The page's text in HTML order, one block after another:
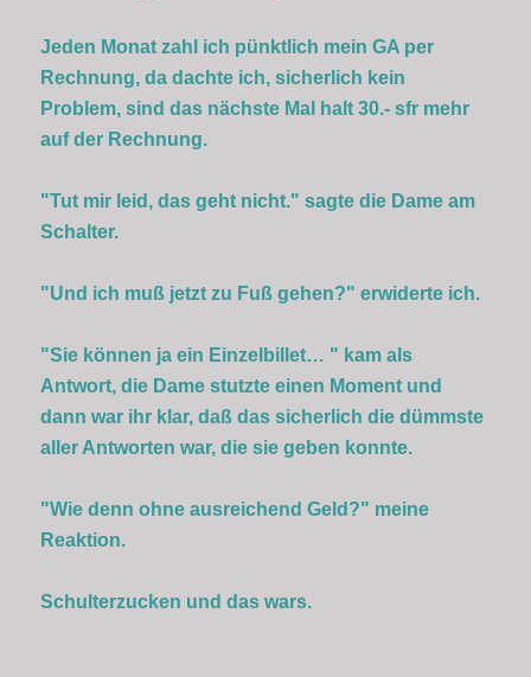
Jeden Monat zahl ich pünktlich mein GA per
Rechnung, da dachte ich, sicherlich kein
Problem, sind das nächste Mal halt 30.- sfr mehr
auf der Rechnung.
"Tut mir leid, das geht nicht." sagte die Dame am
Schalter.
"Und ich muß jetzt zu Fuß gehen?" erwiderte ich.
"Sie können ja ein Einzelbillet… " kam als
Antwort, die Dame stutzte einen Moment und
dann war ihr klar, daß das sicherlich die dümmste
aller Antworten war, die sie geben konnte.
"Wie denn ohne ausreichend Geld?" meine
Reaktion.
Schulterzucken und das wars.